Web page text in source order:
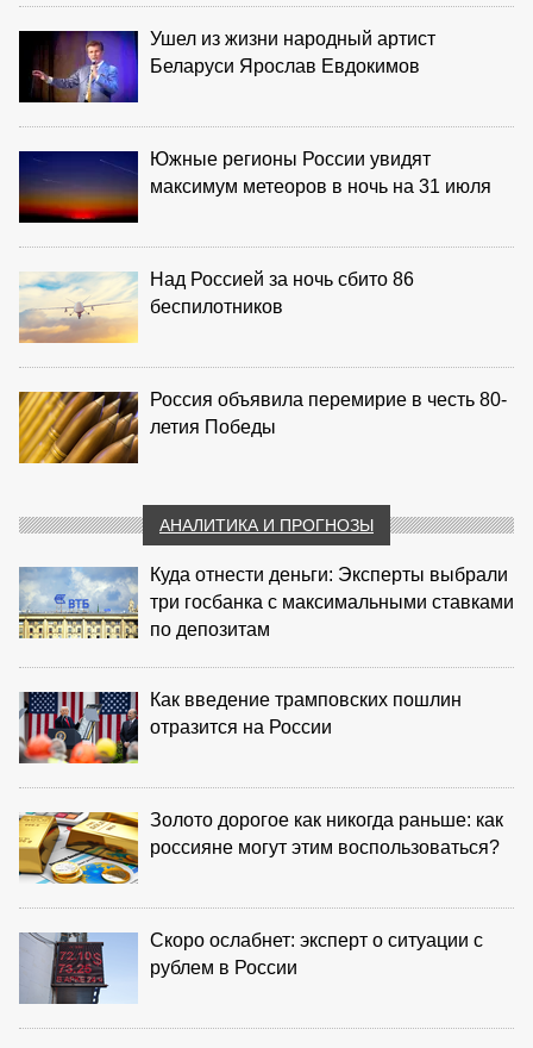
Ушел из жизни народный артист
Беларуси Ярослав Евдокимов
Южные регионы России увидят
максимум метеоров в ночь на 31 июля
Над Россией за ночь сбито 86
беспилотников
Россия объявила перемирие в честь 80-
летия Победы
АНАЛИТИКА И ПРОГНОЗЫ
Куда отнести деньги: Эксперты выбрали
три госбанка с максимальными ставками
по депозитам
Как введение трамповских пошлин
отразится на России
Золото дорогое как никогда раньше: как
россияне могут этим воспользоваться?
Скоро ослабнет: эксперт о ситуации с
рублем в России